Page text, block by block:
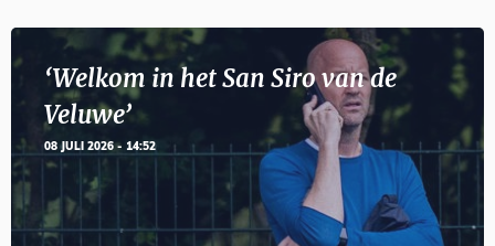
‘Welkom in het San Siro van de
Veluwe’
08 JULI 2026 - 14:52